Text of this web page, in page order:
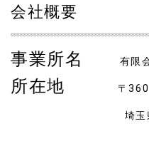
会社概要
事業所名 有限
所在地 〒
埼玉県熊谷市